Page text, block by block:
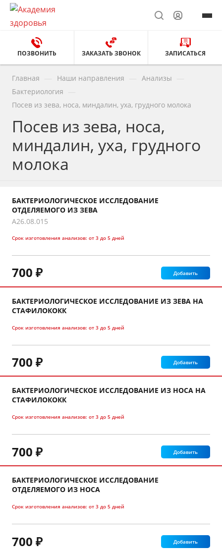
ПОЗВОНИТЬ ЗАКАЗАТЬ ЗВОНОК ЗАПИСАТЬСЯ
Главная Наши направления Анализы
Бактериология
Посев из зева, носа, миндалин, уха, грудного молока
Посев из зева, носа,
миндалин, уха, грудного
молока
БАКТЕРИОЛОГИЧЕСКОЕ ИССЛЕДОВАНИЕ
ОТДЕЛЯЕМОГО ИЗ ЗЕВА
A26.08.015
Срок изготовления анализов: от 3 до 5 дней
700 ₽ Добавить
БАКТЕРИОЛОГИЧЕСКОЕ ИССЛЕДОВАНИЕ ИЗ ЗЕВА НА
СТАФИЛОКОКК
Срок изготовления анализов: от 3 до 5 дней
700 ₽ Добавить
БАКТЕРИОЛОГИЧЕСКОЕ ИССЛЕДОВАНИЕ ИЗ НОСА НА
СТАФИЛОКОКК
Срок изготовления анализов: от 3 до 5 дней
700 ₽ Добавить
БАКТЕРИОЛОГИЧЕСКОЕ ИССЛЕДОВАНИЕ
ОТДЕЛЯЕМОГО ИЗ НОСА
Срок изготовления анализов: от 3 до 5 дней
700 ₽ Добавить